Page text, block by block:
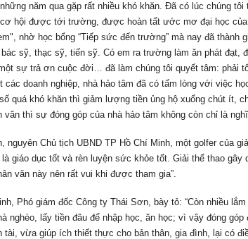
năm qua gặp rất nhiều khó khăn. Đã có lúc chúng
hội được tới trường, được hoàn tất ước mơ đại học của
nhờ học bổng “Tiếp sức đến trường” mà nay đã thành
sỹ, thạc sỹ, tiến sỹ. Có em ra trường làm ăn phát đạt,
sự trả ơn cuộc đời… đã làm chúng tôi quyết tâm: phải
các doanh nghiệp, nhà hảo tâm đã có tấm lòng với việc
quá khó khăn thì giảm lượng tiền ủng hộ xuống chút ít,
thì sự đóng góp của nhà hảo tâm không còn chỉ là
nguyên Chủ tịch UBND TP Hồ Chí Minh, một golfer của
giáo dục tốt và rèn luyện sức khỏe tốt. Giải thể thao gây
văn này nên rất vui khi được tham gia”.
Phó giám đốc Công ty Thái Sơn, bày tỏ: “Còn nhiều
nghèo, lấy tiền đâu để nhập học, ăn học; vì vậy đóng
tài, vừa giúp ích thiết thực cho bản thân, gia đình, lại có